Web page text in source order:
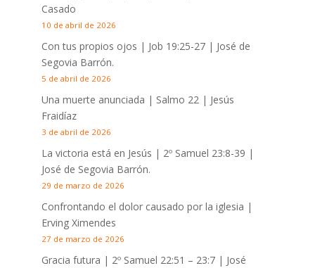
Casado
10 de abril de 2026
Con tus propios ojos | Job 19:25-27| José de
Segovia Barrón.
5 de abril de 2026
Una muerte anunciada | Salmo 22 | Jesús
Fraidíaz
3 de abril de 2026
La victoria está en Jesús | 2º Samuel 23:8-39 |
José de Segovia Barrón.
29 de marzo de 2026
Confrontando el dolor causado por la iglesia |
Erving Ximendes
27 de marzo de 2026
Gracia futura | 2º Samuel 22:51 – 23:7| José